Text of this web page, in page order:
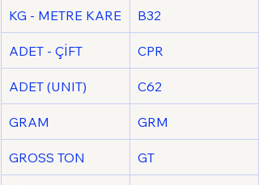
KG - METRE KARE B32
ADET - ÇİFT CPR
ADET (UNIT) C62
GRAM GRM
GROSS TON GT